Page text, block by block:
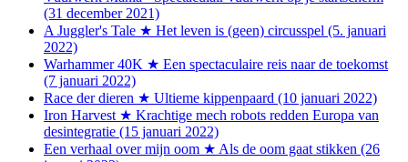
(31 december 2021)
A Juggler's Tale ★ Het leven is (geen) circusspel (5. januari
2022)
Warhammer 40K ★ Een spectaculaire reis naar de toekomst
(7 januari 2022)
Race der dieren ★ Ultieme kippenpaard (10 januari 2022)
Iron Harvest ★ Krachtige mech robots redden Europa van
desintegratie (15 januari 2022)
Een verhaal over mijn oom ★ Als de oom gaat stikken (26